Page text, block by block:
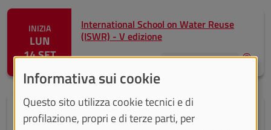
INIZIA
LUN
14 SET
International School on Water Reuse
(ISWR) - V edizione
IN PRESENZA
Calendario
Informativa sui cookie
Questo sito utilizza cookie tecnici e di
profilazione, propri e di terze parti, per